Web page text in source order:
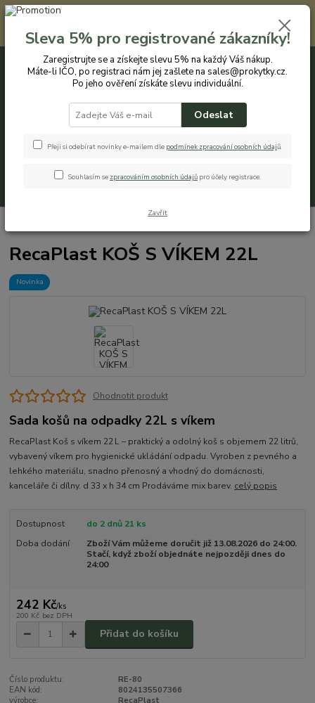
Registrovaným zákazníkům nabízíme slevu 5% na každý nákup. Máte-li
IČO, po registraci nám jej zašlete na sales@prokytky.cz. Po jeho ověření
získáte slevu individuální. Přejít na registraci →
CZK
+420 774 544 973 0ks
RecaPlast KOŠ S VÍKEM 22L
Novinka
Ohodnotit produkt
Sada košů na odpadky 22L s víkem
RecaPlast Koš s víkem 22 L – praktický a odolný koš s objemem 22 litrů,
vybavený víkem pro hygienické ukládání odpadu. Vyroben z pevného a
lehkého materiálu, snadno přenosný a vhodný do domácnosti,
kanceláře či dílny. d 33 x h 34 cm Prodáváme mix barev. celý popis
Dostupnost
do 2 dnů 21 ks
Doba dodání
Zboží Vám můžeme doručit již 13.08.2026 do 24:00.
Stačí, když zboží objednáte nejpozději dnes do
24:00
242 Kč/ks
200 Kč bez DPH
Přidat do košíku
Číslo produktu:
RE-80
EAN kód:
8024135507366
výrobce:
RecaPlast
Sleva 5% pro registrované zákazníky!
Zaregistrujte se a získejte slevu 5% na každý Váš nákup.
Máte-li IČO, po registraci nám jej zašlete na sales@prokytky.cz.
Po jeho ověření získáte slevu individuální.
Odeslat
Přeji si odebírat novinky e-mailem dle podmínek zpracování osobních údajů.
Souhlasím se zpracováním osobních údajů pro účely registrace.
Zavřít